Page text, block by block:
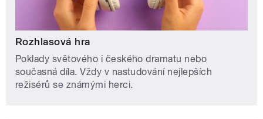
Rozhlasová hra
Poklady světového i českého dramatu nebo
současná díla. Vždy v nastudování nejlepších
režisérů se známými herci.